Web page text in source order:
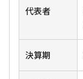
代表者
決算期